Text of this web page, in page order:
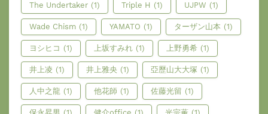
The Undertaker (1) Triple H (1) UJPW (1)
Wade Chism (1) YAMATO (1) ターザン山本 (1)
ヨシヒコ (1) 上坂すみれ (1) 上野勇希 (1)
井上凌 (1) 井上雅央 (1) 亞歷山大大塚 (1)
人中之龍 (1) 他花師 (1) 佐藤光留 (1)